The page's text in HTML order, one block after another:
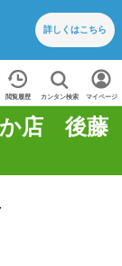
詳しくはこちら
閲覧履歴 カンタン検索 マイページ
か店 後藤